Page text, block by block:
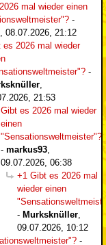
mal wieder einen
-
08.07.2026, 21:12
es 2026 mal wieder
-
21:53
Gibt es 2026 mal wieder
einen
"Sensationsweltmeister"?
- markus93
09.07.2026, 06:38
+1 Gibt es 2026 mal
wieder einen
- Murksknüller
09.07.2026, 10:12
-